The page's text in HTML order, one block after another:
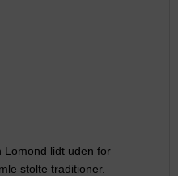
Lomond lidt uden for
stolte traditioner.